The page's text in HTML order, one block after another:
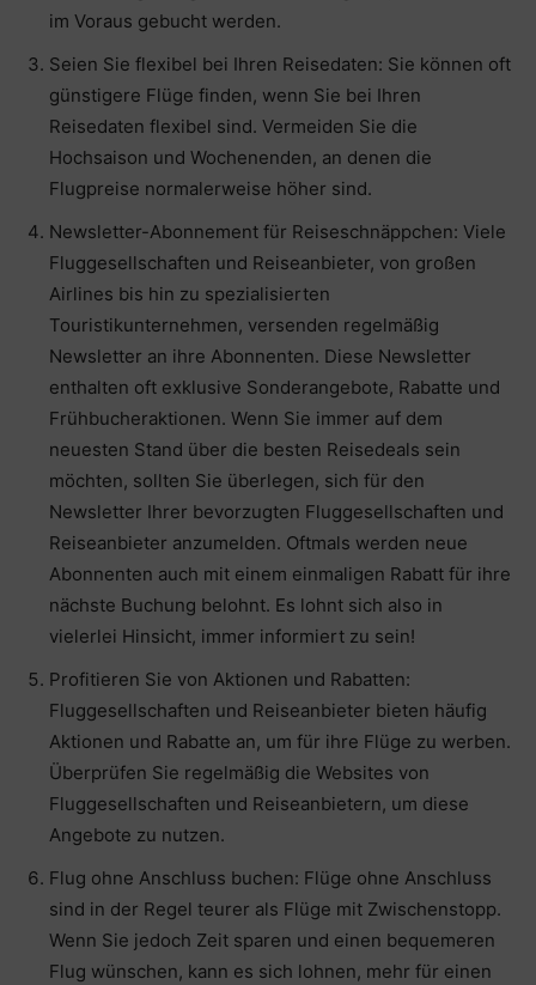
im Voraus gebucht werden.
Seien Sie flexibel bei Ihren Reisedaten: Sie können oft
günstigere Flüge finden, wenn Sie bei Ihren
Reisedaten flexibel sind. Vermeiden Sie die
Hochsaison und Wochenenden, an denen die
Flugpreise normalerweise höher sind.
Newsletter-Abonnement für Reiseschnäppchen: Viele
Fluggesellschaften und Reiseanbieter, von großen
Airlines bis hin zu spezialisierten
Touristikunternehmen, versenden regelmäßig
Newsletter an ihre Abonnenten. Diese Newsletter
enthalten oft exklusive Sonderangebote, Rabatte und
Frühbucheraktionen. Wenn Sie immer auf dem
neuesten Stand über die besten Reisedeals sein
möchten, sollten Sie überlegen, sich für den
Newsletter Ihrer bevorzugten Fluggesellschaften und
Reiseanbieter anzumelden. Oftmals werden neue
Abonnenten auch mit einem einmaligen Rabatt für ihre
nächste Buchung belohnt. Es lohnt sich also in
vielerlei Hinsicht, immer informiert zu sein!
Profitieren Sie von Aktionen und Rabatten:
Fluggesellschaften und Reiseanbieter bieten häufig
Aktionen und Rabatte an, um für ihre Flüge zu werben.
Überprüfen Sie regelmäßig die Websites von
Fluggesellschaften und Reiseanbietern, um diese
Angebote zu nutzen.
Flug ohne Anschluss buchen: Flüge ohne Anschluss
sind in der Regel teurer als Flüge mit Zwischenstopp.
Wenn Sie jedoch Zeit sparen und einen bequemeren
Flug wünschen, kann es sich lohnen, mehr für einen